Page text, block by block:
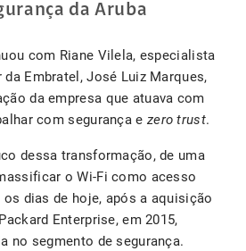
da Aruba
com Riane Vilela, especialista
da Embratel, José Luiz Marques,
da empresa que atuava com
com segurança e zero trust.
dessa transformação, de uma
o Wi-Fi como acesso
dias de hoje, após a aquisição
Enterprise, em 2015,
no segmento de segurança.